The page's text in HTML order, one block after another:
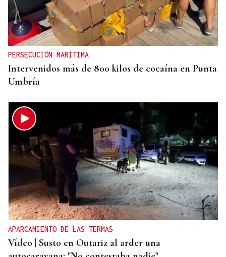
PERSECUCIÓN MARÍTIMA
Intervenidos más de 800 kilos de cocaína en Punta
Umbría
APARCAMIENTO DE LAS TERMAS
Vídeo | Susto en Outariz al arder una